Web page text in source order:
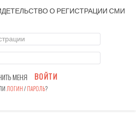
О РЕГИСТРАЦИИСМИ
МЕНЯ ВОЙТИ
ЛОГИН/ПАРОЛЬ?